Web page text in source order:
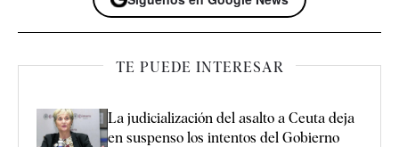
TE PUEDE INTERESAR
La judicialización del asalto a Ceuta deja
en suspenso los intentos del Gobierno